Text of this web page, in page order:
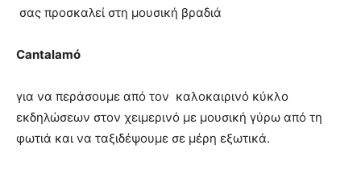
σας προσκαλεί στη μουσική βραδιά
Cantalamó
για να περάσουμε από τον καλοκαιρινό κύκλο
εκδηλώσεων στον χειμερινό με μουσική γύρω από τη
φωτιά και να ταξιδέψουμε σε μέρη εξωτικά.